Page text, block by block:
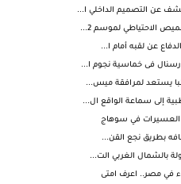
عن التصميم الداخلي ا...
الاحتياطي لموسم 2...
عن لقبه أمام ا...
فى خماسية نجوم ا...
يستعد لمرافقة ميس...
إلى سماعة الواقع ال...
العسيرات في سوهاج
بطريق نجع القن...
بالشمال الغربي الت...
في مصر.. اعرف امتى